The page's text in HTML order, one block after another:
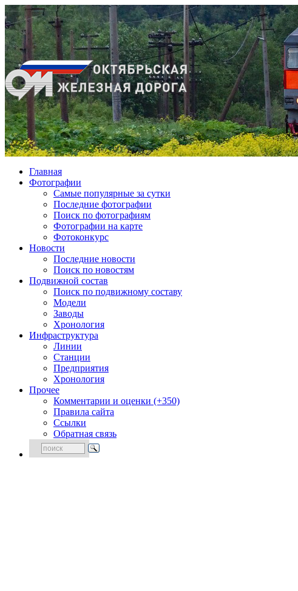
Главная
Фотографии
Cамые популярные за сутки
Последние фотографии
Поиск по фотографиям
Фотографии на карте
Фотоконкурс
Новости
Последние новости
Поиск по новостям
Подвижной состав
Поиск по подвижному составу
Модели
Заводы
Хронология
Инфраструктура
Линии
Станции
Предприятия
Хронология
Прочее
Комментарии и оценки (+350)
Правила сайта
Ссылки
Обратная связь